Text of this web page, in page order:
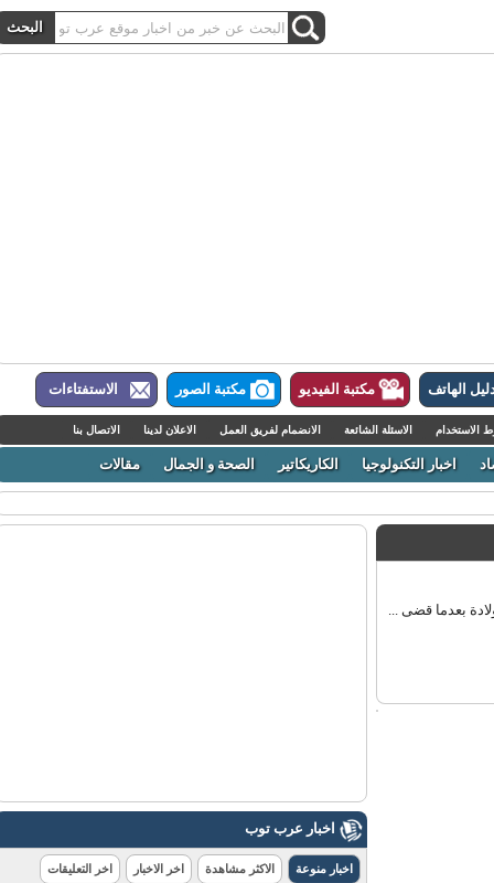
الهاتف مكتبة الفيديو مكتبة الصور الاستفتاءات
الاسئلة الشائعة الانضمام لفريق العمل الاعلان لدينا الاتصال بنا
اخبار التكنولوجيا الكاريكاتير الصحة و الجمال مقالات
اخبار عرب توب
اخبار منوعة الاكثر مشاهدة اخر الاخبار اخر التعليقات